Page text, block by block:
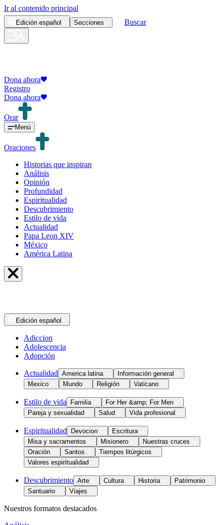
Ir al contenido principal
Edición español Secciones Buscar
Dona ahora
Registro
Dona ahora
Orar
Menú
Oraciones
Historias que inspiran
Análisis
Opinión
Profundidad
Espiritualidad
Descubrimiento
Estilo de vida
Actualidad
Papa Leon XIV
México
América Latina
Edición español
Adiccion
Adolescencia
Adopción
Actualidad America latina
Información general
Mexico
Mundo Religión Vaticano
Estilo de vida Familia
For Her &amp; For Men
Pareja y sexualidad
Salud Vida profesional
Espiritualidad Devocion
Escritura
Misa y sacramentos
Misionero
Nuestras cruces
Oración
Santos
Tiempos litúrgicos
Valores espiritualidad
Descubrimiento Arte Cultura Historia
Patrimonio
Santuario
Viajes
Nuestros formatos destacados